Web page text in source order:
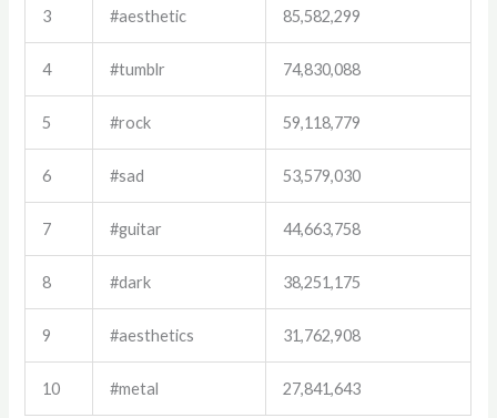
3 #aesthetic 85,582,299
4 #tumblr 74,830,088
5 #rock 59,118,779
6 #sad 53,579,030
7 #guitar 44,663,758
8 #dark 38,251,175
9 #aesthetics 31,762,908
10 #metal 27,841,643